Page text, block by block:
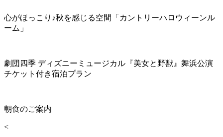
心がほっこり♪秋を感じる空間「カントリーハロウィーンル
ーム」
劇団四季 ディズニーミュージカル『美女と野獣』舞浜公演
チケット付き宿泊プラン
朝食のご案内
<